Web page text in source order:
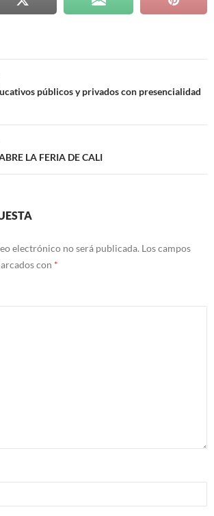
públicos y privados con presencialidad
LA FERIA DE CALI
electrónico no será publicada. Los campos
con *